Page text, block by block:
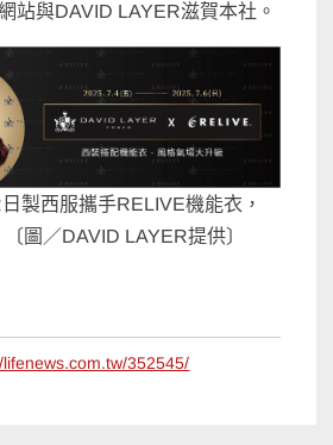
站與DAVID LAYER滋賀本社。
製西服攜手RELIVE機能衣，
圖／DAVID LAYER提供〕
lifenews.com.tw/352545/